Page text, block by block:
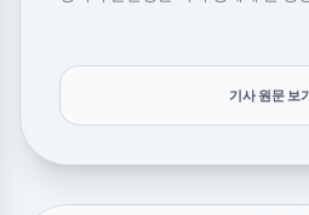
기사 원문 보